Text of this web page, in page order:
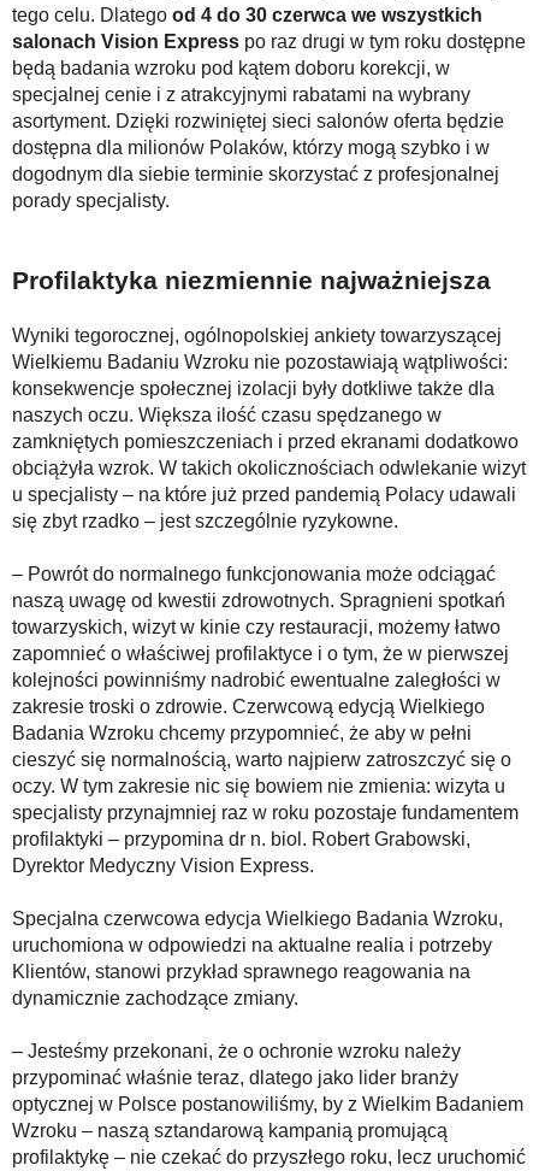
tego celu. Dlatego od 4 do 30 czerwca we wszystkich
salonach Vision Express po raz drugi w tym roku dostępne
będą badania wzroku pod kątem doboru korekcji, w
specjalnej cenie i z atrakcyjnymi rabatami na wybrany
asortyment. Dzięki rozwiniętej sieci salonów oferta będzie
dostępna dla milionów Polaków, którzy mogą szybko i w
dogodnym dla siebie terminie skorzystać z profesjonalnej
porady specjalisty.
Profilaktyka niezmiennie najważniejsza
Wyniki tegorocznej, ogólnopolskiej ankiety towarzyszącej
Wielkiemu Badaniu Wzroku nie pozostawiają wątpliwości:
konsekwencje społecznej izolacji były dotkliwe także dla
naszych oczu. Większa ilość czasu spędzanego w
zamkniętych pomieszczeniach i przed ekranami dodatkowo
obciążyła wzrok. W takich okolicznościach odwlekanie wizyt
u specjalisty – na które już przed pandemią Polacy udawali
się zbyt rzadko – jest szczególnie ryzykowne.
– Powrót do normalnego funkcjonowania może odciągać
naszą uwagę od kwestii zdrowotnych. Spragnieni spotkań
towarzyskich, wizyt w kinie czy restauracji, możemy łatwo
zapomnieć o właściwej profilaktyce i o tym, że w pierwszej
kolejności powinniśmy nadrobić ewentualne zaległości w
zakresie troski o zdrowie. Czerwcową edycją Wielkiego
Badania Wzroku chcemy przypomnieć, że aby w pełni
cieszyć się normalnością, warto najpierw zatroszczyć się o
oczy. W tym zakresie nic się bowiem nie zmienia: wizyta u
specjalisty przynajmniej raz w roku pozostaje fundamentem
profilaktyki – przypomina dr n. biol. Robert Grabowski,
Dyrektor Medyczny Vision Express.
Specjalna czerwcowa edycja Wielkiego Badania Wzroku,
uruchomiona w odpowiedzi na aktualne realia i potrzeby
Klientów, stanowi przykład sprawnego reagowania na
dynamicznie zachodzące zmiany.
– Jesteśmy przekonani, że o ochronie wzroku należy
przypominać właśnie teraz, dlatego jako lider branży
optycznej w Polsce postanowiliśmy, by z Wielkim Badaniem
Wzroku – naszą sztandarową kampanią promującą
profilaktykę – nie czekać do przyszłego roku, lecz uruchomić